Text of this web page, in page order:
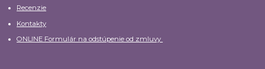
Recenzie
Kontakty
ONLINE Formulár na odstúpenie od zmluvy